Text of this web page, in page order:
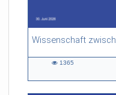
01:33:38 duration
1365